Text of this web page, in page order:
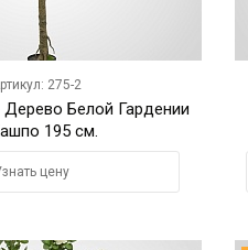
275-2
Дерево Белой Гардении
195 см.
цену